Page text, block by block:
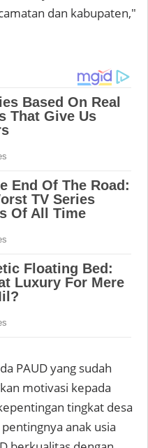
dan kabupaten,"
PAUD yang sudah
motivasi kepada
tingkat desa
anak usia